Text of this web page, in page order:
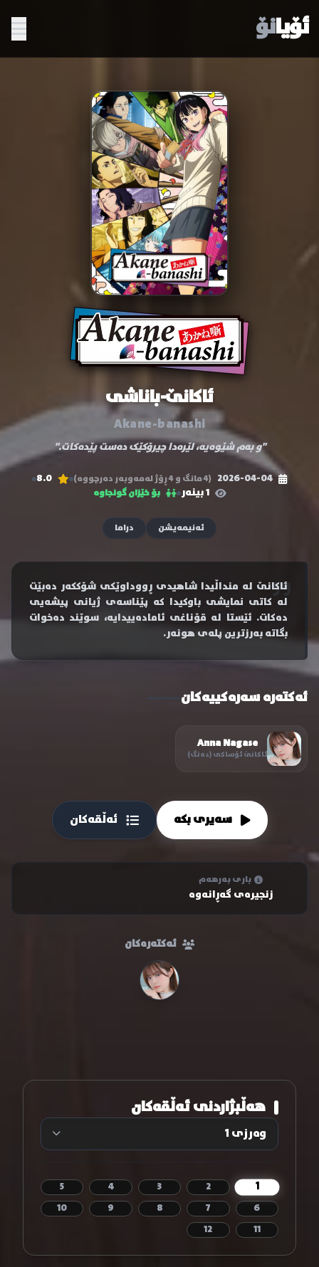
ئۆیانۆ
ئاکانێ-باناشی
Akane-banashi
"و بەم شێوەیە، لێرەدا چیرۆکێک دەست پێدەکات."
2026-04-04 (4 مانگ و 4 ڕۆژ لەمەوبەر دەرچووە)
8.0
1 بینەر
بۆ خێزان گونجاوە
ئەنیمەیشن دراما
ئاکانێ لە منداڵیدا شاهیدی ڕووداوێکی شۆککەر دەبێت
لە کاتی نمایشی باوکیدا کە پێناسەی ژیانی پیشەیی
دەکات. ئێستا لە قۆناغی ئامادەییدایە، سوێند دەخوات
بگاتە بەرزترین پلەی هونەر.
ئەکتەرە سەرەکییەکان
Anna Nagase
ئاکانێ ئۆساکی (دەنگ)
سەیری بکە ئەڵقەکان
باری بەرهەم
زنجیرەی گەڕانەوە
ئەکتەرەکان
هەڵبژاردنی ئەڵقەکان
1
2
3
4
5
6
7
8
9
10
11
12